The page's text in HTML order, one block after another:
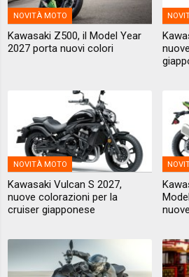
NOVITÀ MOTO
Kawasaki Z500, il Model Year
2027 porta nuovi colori
NOVITÀ MOTO
Kawasaki Vulcan S 2027,
nuove colorazioni per la
cruiser giapponese